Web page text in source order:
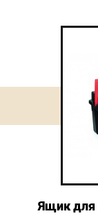
Ящик для